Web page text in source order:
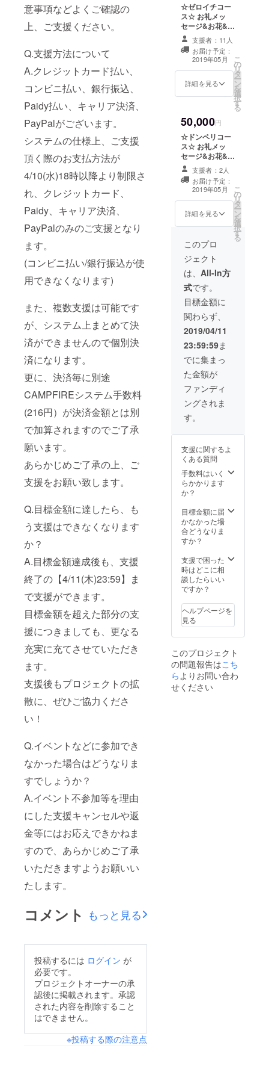
意事項などよくご確認の
上、ご支援ください。
Q.支援方法について
A.クレジットカード払い、
コンビニ払い、銀行振込、
Paidy払い、キャリア決済、
PayPalがございます。
システムの仕様上、ご支援
頂く際のお支払方法が
4/10(水)18時以降より制限さ
れ、クレジットカード、
Paidy、キャリア決済、
PayPalのみのご支援となり
ます。
(コンビニ払い/銀行振込が使
用できなくなります)
また、複数支援は可能です
が、システム上まとめて決
済ができませんので個別決
済になります。
更に、決済毎に別途
CAMPFIREシステム手数料
(216円）が決済金額とは別
で加算されますのでご了承
願います。
あらかじめご了承の上、ご
支援をお願い致します。
Q.目標金額に達したら、も
う支援はできなくなります
か？
A.目標金額達成後も、支援
終了の【4/11(木)23:59】ま
で支援ができます。
目標金額を超えた部分の支
援につきましても、更なる
充実に充てさせていただき
ます。
支援後もプロジェクトの拡
散に、ぜひご協力くださ
い！
Q.イベントなどに参加でき
なかった場合はどうなりま
すでしょうか？
A.イベント不参加等を理由
にした支援キャンセルや返
金等にはお応えできかねま
すので、あらかじめご了承
いただきますようお願いい
たします。
コメント もっと見る
投稿するには ログイン が
必要です。
プロジェクトオーナーの承
認後に掲載されます。承認
された内容を削除すること
はできません。
※投稿する際の注意点
☆ゼロイチコー
ス☆ お礼メッ
セージ&お花&
ツーショット
チェキ&一人一
人への乾杯グラ
ビア動画&オリ
ジナルTシャツに
なん
ファミリアメン
バーのチェキを
撮影し、１つの
チェキbookにし
ます！！！！内
容はお楽しみ
に！！(レア物間
違いなし！) ※乾
杯グラビア動画
でお名前を呼ば
せていただきま
す。ご希望の
ニックネームな
どをご希望され
る方は、支援時
の備考欄に記入
してください。
未記入の場合
は、登録いただ
いているご本名
でお呼びさせて
いただきます。
支援者：11人
お届け予定：
2019年05月
詳細を見る
こ
の
リ
タ
ー
ン
を
選
択
す
る
50,000円
☆ドンペリコー
ス☆ お礼メッ
セージ&お花&
ツーショット
チェキ&一人一
人への乾杯グラ
ビア動画&オリ
ジナルTシャツに
なんとー！！！
に飲んだ後は、
名前入り空きボ
トルをしばらく
店内に飾らせて
いただきます！
※乾杯グラビア動
画でお名前を呼
ばせていただき
ます。ご希望の
ニックネームな
る方は、支援時
の備考欄に記入
してください。
未記入の場合
は、登録いただ
いているご本名
でお呼びさせて
いただきます。
支援者：2人
お届け予定：
2019年05月
詳細を見る
こ
の
リ
タ
ー
ン
を
選
択
す
る
このプロ
ジェクト
は、 All-In方
式です。
目標金額に
関わらず、
2019/04/11
23:59:59ま
でに集まっ
た金額が
ファンディ
ングされま
す。
支援に関するよ
くある質問
手数料はいく
らかかります
か？
目標金額に届
かなかった場
合どうなりま
すか？
支援で困った
時はどこに相
談したらいい
ですか？
ヘルプページを
見る
このプロジェクト
の問題報告はこち
ら よりお問い合わ
せください